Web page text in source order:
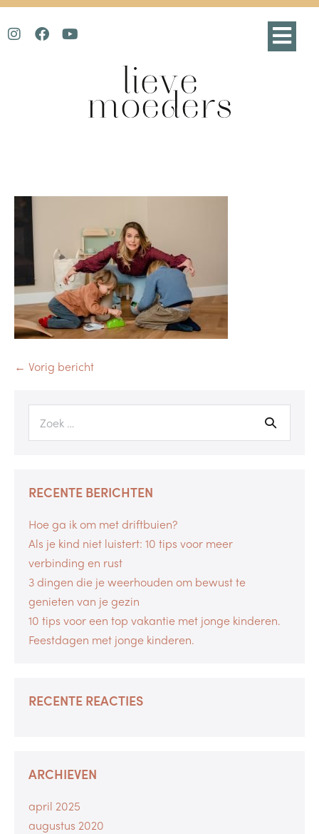
← Vorig bericht
RECENTE BERICHTEN
Hoe ga ik om met driftbuien?
Als je kind niet luistert: 10 tips voor meer
verbinding en rust
3 dingen die je weerhouden om bewust te
genieten van je gezin
10 tips voor een top vakantie met jonge kinderen.
Feestdagen met jonge kinderen.
RECENTE REACTIES
ARCHIEVEN
april 2025
augustus 2020